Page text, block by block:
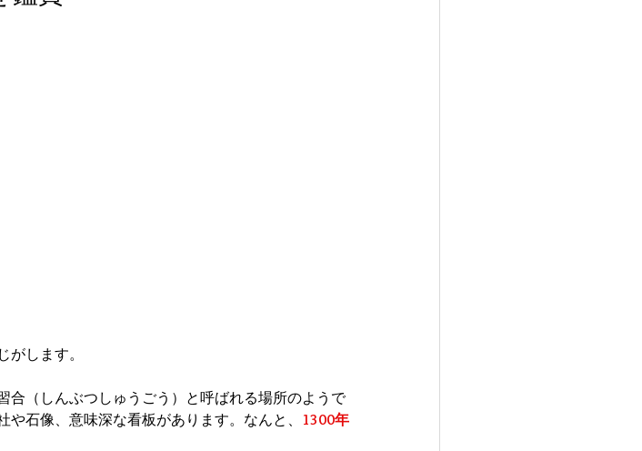
します。
合（しんぶつしゅうごう）と呼ばれる場所のようで
石像、意味深な看板があります。なんと、
1300年